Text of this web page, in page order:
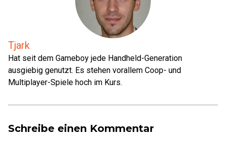
Tjark
Hat seit dem Gameboy jede Handheld-Generation
ausgiebig genutzt. Es stehen vorallem Coop- und
Multiplayer-Spiele hoch im Kurs.
Schreibe einen Kommentar